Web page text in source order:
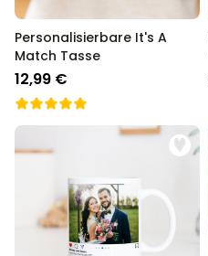
Personalisierbare It's A
Match Tasse
12,99 €